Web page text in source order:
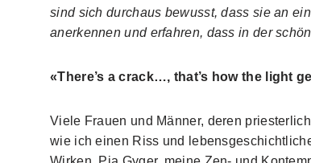
sind sich durchaus bewusst, dass sie an
anerkennen und erfahren, dass in der
«There’s a crack…, that’s how the light
Viele Frauen und Männer, deren
wie ich einen Riss und